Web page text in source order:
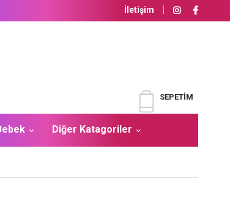
İletişim
SEPETIM
Diğer Katagoriler